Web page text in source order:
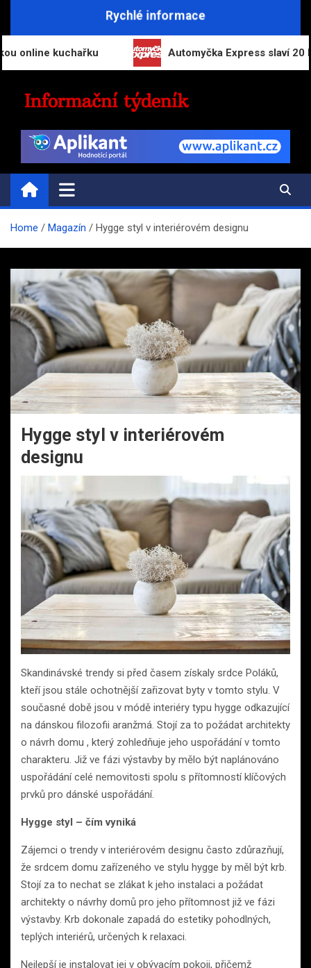
Rychlé informace
kuchařku Automyčka Express slaví 20 let na
INFORMAČNÍ-TÝDENÍK.CZ
Přehled zpravodajství a informací
Home Magazín Hygge styl v interiérovém designu
Hygge styl v interiérovém
designu
Skandinávské trendy si před časem získaly srdce Poláků,
kteří jsou stále ochotnější zařizovat byty v tomto stylu. V
současné době jsou v módě interiéry typu hygge odkazující
na dánskou filozofii aranžmá. Stojí za to požádat architekty
o návrh domu , který zohledňuje jeho uspořádání v tomto
charakteru. Již ve fázi výstavby by mělo být naplánováno
uspořádání celé nemovitosti spolu s přítomností klíčových
prvků pro dánské uspořádání.
Hygge styl – čím vyniká
Zájemci o trendy v interiérovém designu často zdůrazňují,
že srdcem domu zařízeného ve stylu hygge by měl být krb.
Stojí za to nechat se zlákat k jeho instalaci a požádat
architekty o návrhy domů pro jeho přítomnost již ve fázi
výstavby. Krb dokonale zapadá do estetiky pohodlných,
teplých interiérů, určených k relaxaci.
Nejlepší je instalovat jej v obývacím pokoji, přičemž